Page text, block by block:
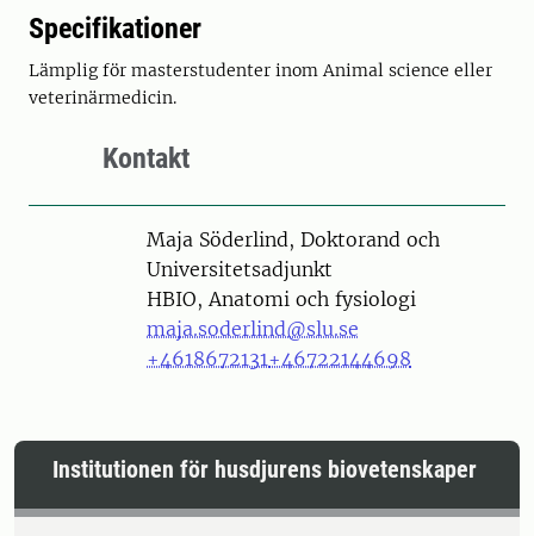
Specifikationer
Lämplig för masterstudenter inom Animal science eller
veterinärmedicin.
Kontakt
PersonMaja Söderlind, Doktorand och
Universitetsadjunkt
HBIO, Anatomi och fysiologi
maja.soderlind@slu.se
+4618672131+46722144698
Institutionen för husdjurens biovetenskaper